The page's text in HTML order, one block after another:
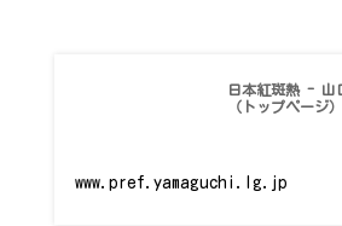
日本紅斑熱 - 山
（トップページ
www.pref.yamaguchi.lg.jp